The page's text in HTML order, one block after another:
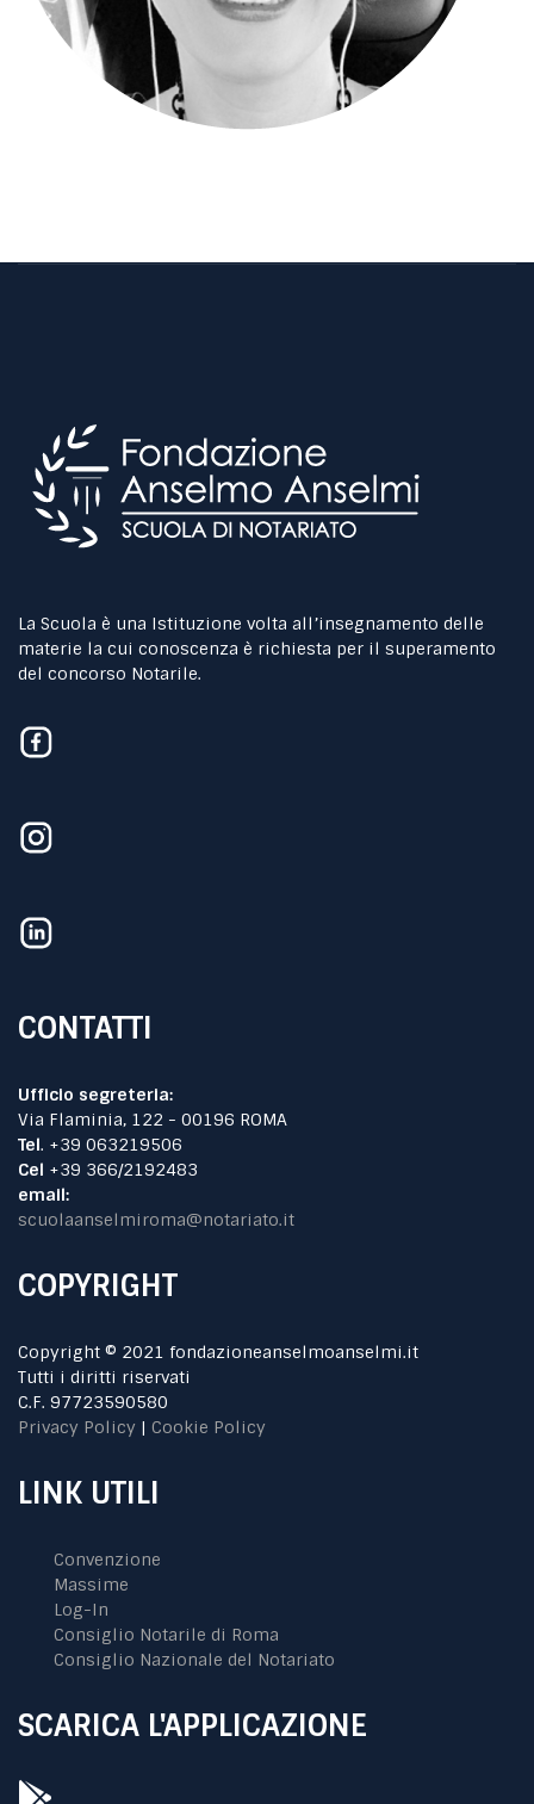
La Scuola è una Istituzione volta all’insegnamento delle
materie la cui conoscenza è richiesta per il superamento
del concorso Notarile.
CONTATTI
Ufficio segreteria:
Via Flaminia, 122 - 00196 ROMA
Tel. +39 063219506
Cel +39 366/2192483
email:
scuolaanselmiroma@notariato.it
COPYRIGHT
Copyright © 2021 fondazioneanselmoanselmi.it
Tutti i diritti riservati
C.F. 97723590580
Privacy Policy | Cookie Policy
LINK UTILI
Convenzione
Massime
Log-In
Consiglio Notarile di Roma
Consiglio Nazionale del Notariato
SCARICA L'APPLICAZIONE